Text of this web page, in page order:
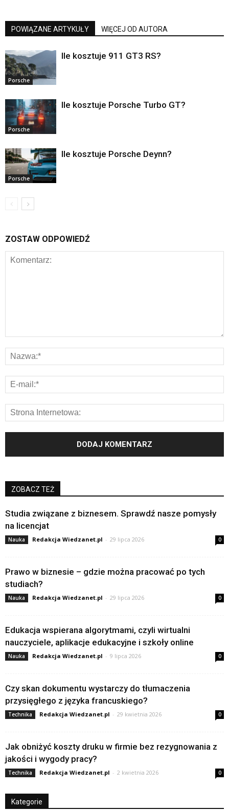
POWIĄZANE ARTYKUŁY WIĘCEJ OD AUTORA
Porsche
Ile kosztuje 911 GT3 RS?
Porsche
Ile kosztuje Porsche Turbo GT?
Porsche
Ile kosztuje Porsche Deynn?
ZOSTAW ODPOWIEDŹ
ZOBACZ TEŻ
Studia związane z biznesem. Sprawdź nasze pomysły
na licencjat
Nauka Redakcja Wiedzanet.pl - 29 lipca 2026 0
Prawo w biznesie – gdzie można pracować po tych
studiach?
Nauka Redakcja Wiedzanet.pl - 29 lipca 2026 0
Edukacja wspierana algorytmami, czyli wirtualni
nauczyciele, aplikacje edukacyjne i szkoły online
Nauka Redakcja Wiedzanet.pl - 9 lipca 2026 0
Czy skan dokumentu wystarczy do tłumaczenia
przysięgłego z języka francuskiego?
Technika Redakcja Wiedzanet.pl - 29 kwietnia 2026 0
Jak obniżyć koszty druku w firmie bez rezygnowania z
jakości i wygody pracy?
Technika Redakcja Wiedzanet.pl - 2 kwietnia 2026 0
Kategorie